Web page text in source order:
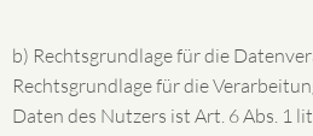
b) Rechtsgrundlage für die
Rechtsgrundlage für die
Daten des Nutzers ist Art. 6 Abs. 1